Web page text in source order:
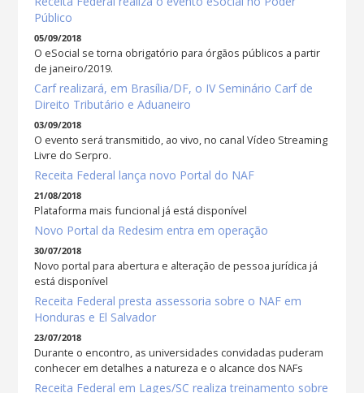
Público
05/09/2018
O eSocial se torna obrigatório para órgãos públicos a partir
de janeiro/2019.
Carf realizará, em Brasília/DF, o IV Seminário Carf de
Direito Tributário e Aduaneiro
03/09/2018
O evento será transmitido, ao vivo, no canal Vídeo Streaming
Livre do Serpro.
Receita Federal lança novo Portal do NAF
21/08/2018
Plataforma mais funcional já está disponível
Novo Portal da Redesim entra em operação
30/07/2018
Novo portal para abertura e alteração de pessoa jurídica já
está disponível
Receita Federal presta assessoria sobre o NAF em
Honduras e El Salvador
23/07/2018
Durante o encontro, as universidades convidadas puderam
conhecer em detalhes a natureza e o alcance dos NAFs
Receita Federal em Lages/SC realiza treinamento sobre